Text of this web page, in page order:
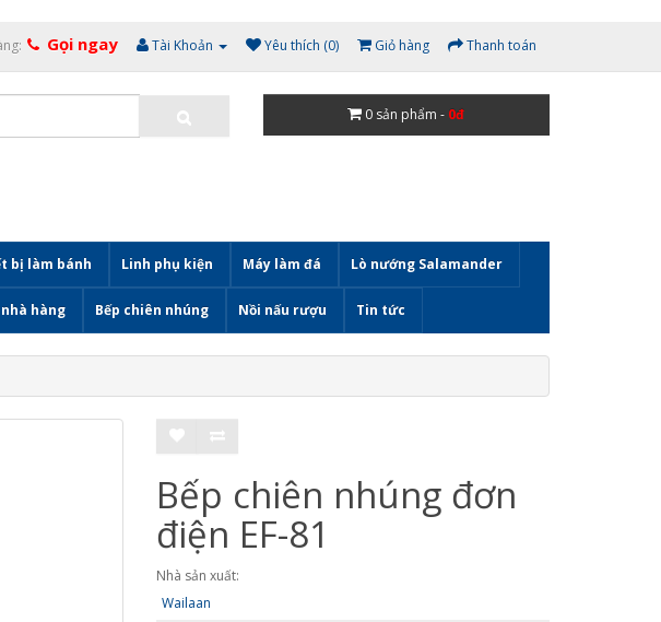
Gọi ngay Tài Khoản Yêu thích (0) Giỏ hàng Thanh toán
0 sản phẩm - 0đ
bị làm bánh Linh phụ kiện Máy làm đá Lò nướng Salamander
hàng Bếp chiên nhúng Nồi nấu rượu Tin tức
Bếp chiên nhúng đơn
điện EF-81
Nhà sản xuất:
Wailaan